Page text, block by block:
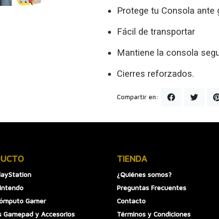
Protege tu Consola
Fácil de transportar
Mantiene la consola
Cierres reforzados.
Compartir en:
Gamer
Gamepad y Accesorios
TIENDA
¿Quiénes somos?
Preguntas Frecuentes
Contacto
Términos y Condiciones